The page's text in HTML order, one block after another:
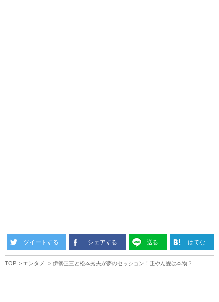
ツイートする シェアする 送る はてな
TOP エンタメ 伊勢正三と松本秀夫が夢のセッション！正やん愛は本物？